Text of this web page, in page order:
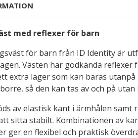
med reflexer för barn
för barn från ID Identity är
Västen har godkända reflexer
extra lager som kan bäras
så den kan tas av och på utan
av elastisk kant i ärmhålen samt
sitta stabilt. Kombinationen av
ger en flexibel och praktisk